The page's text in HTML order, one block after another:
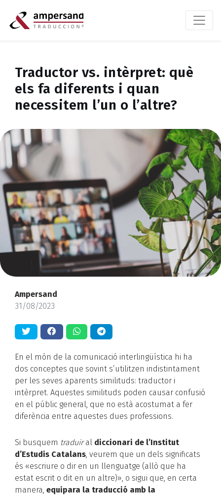
Traductor vs. intèrpret: què
els fa diferents i quan
necessitem l’un o l’altre?
Ampersand
31/08/2023
En el món de la comunicació interlingüística hi ha
dos conceptes que sovint s’utilitzen indistintament
per les seves aparents similituds: traductor i
intèrpret. Aquestes similituds poden causar confusió
en el públic general, que no està acostumat a fer
diferència entre aquestes dues professions.
Si busquem traduiral diccionari de l’Institut
d’Estudis Catalans , veurem que un dels significats
és «escriure o dir en un llenguatge (allò que ha
estat escrit o dit en un altre)», o sigui que, en certa
manera, equipara la traducció amb la